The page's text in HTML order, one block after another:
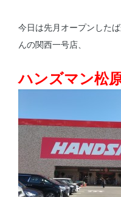
今日は先月オープンした
んの関西一号店、
ハンズマン松